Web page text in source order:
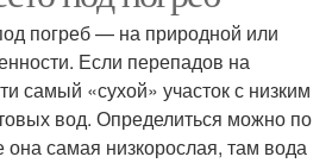
погреб — на природной или
Если перепадов на
самый «сухой» участок с низким
вод. Определиться можно по
она самая низкорослая, там вода